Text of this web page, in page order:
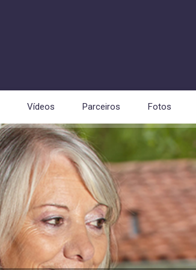
Vídeos Parceiros Fotos